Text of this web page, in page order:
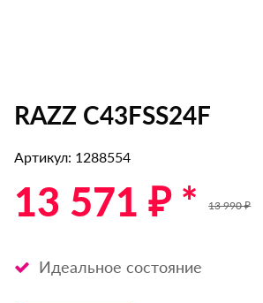
RAZZ C43FSS24F
Артикул: 1288554
13 571 ₽ * 13 990 ₽
Идеальное состояние